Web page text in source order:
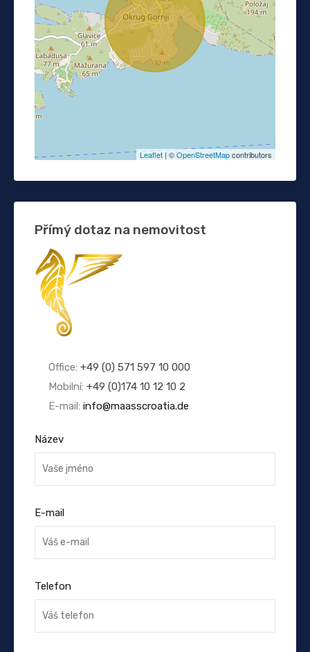
Leaflet | ©OpenStreetMapcontributors
Přímý dotaz na nemovitost
Office: +49 (0) 571 597 10 000
Mobilní: +49 (0)174 10 12 10 2
E-mail: info@maasscroatia.de
Název
E-mail
Telefon